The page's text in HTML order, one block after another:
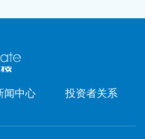
闻中心
投资者关系